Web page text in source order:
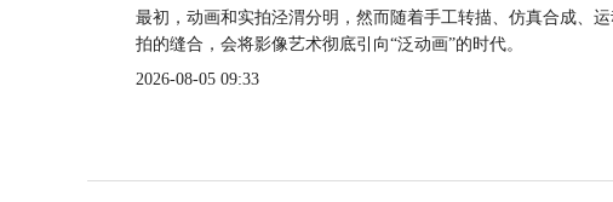
最初，动画和实拍泾渭分明，然而随着手工转描、仿真合成、
拍的缝合，会将影像艺术彻底引向“泛动画”的时代。
2026-08-05 09:33